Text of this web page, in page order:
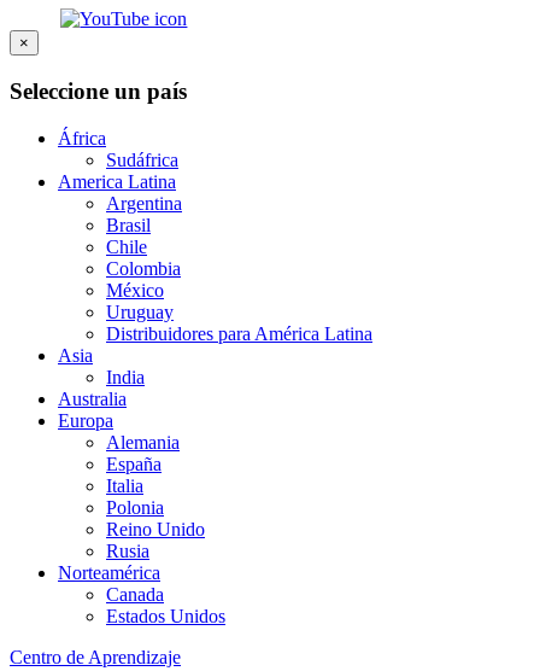
×
Seleccione un país
África
Sudáfrica
America Latina
Argentina
Brasil
Chile
Colombia
México
Uruguay
Distribuidores para América Latina
Asia
India
Australia
Europa
Alemania
España
Italia
Polonia
Reino Unido
Rusia
Norteamérica
Canada
Estados Unidos
Centro de Aprendizaje